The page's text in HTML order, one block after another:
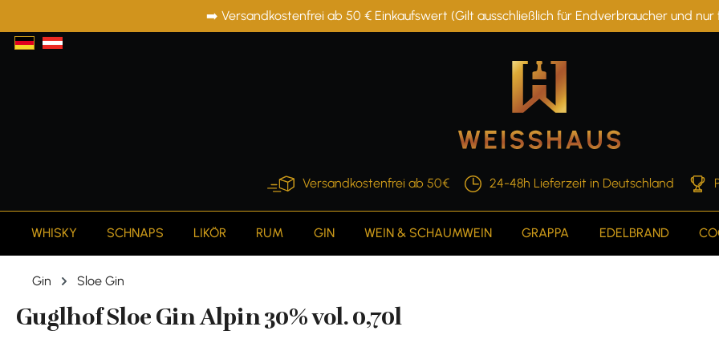
Zur Hauptnavigation springen➡️ Versandkostenfrei ab 50 € Einkaufswert (Gilt ausschließlich für Endverbraucher und
Versandkostenfrei ab 50€ 24-48h Lieferzeit in Deutschland
WHISKY SCHNAPS LIKÖR RUM GIN WEIN & SCHAUMWEIN GRAPPA EDELBRAND
Gin Sloe Gin
Guglhof Sloe Gin Alpin 30% vol. 0,70l